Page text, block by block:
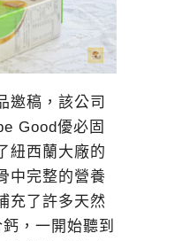
邀稿，該公司
Good優必固
紐西蘭大廠的
中完整的營養
充了許多天然
，一開始聽到